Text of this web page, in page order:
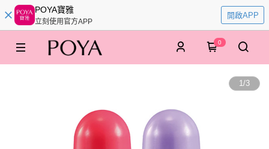
POYA寶雅
立刻使用官方APP
開啟APP
0
1/3